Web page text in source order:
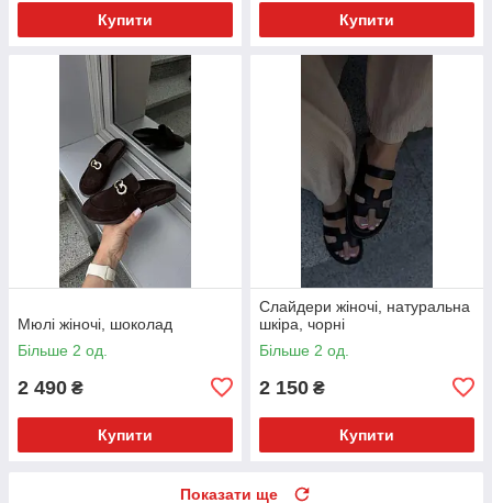
Купити Купити
Мюлі жіночі, шоколад
Більше 2 од.
2 490 ₴
Купити
Слайдери жіночі, натуральна
шкіра, чорні
Більше 2 од.
2 150 ₴
Купити
Показати ще